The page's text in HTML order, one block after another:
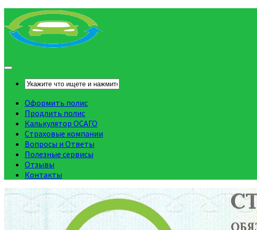
Оформить полис
Продлить полис
Калькулятор ОСАГО
Страховые компании
Вопросы и Ответы
Полезные сервисы
Отзывы
Контакты